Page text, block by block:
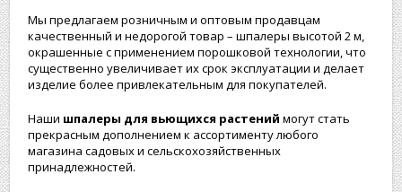
Мы предлагаем розничным и оптовым продавцам
качественный и недорогой товар – шпалеры высотой 2 м,
окрашенные с применением порошковой технологии, что
существенно увеличивает их срок эксплуатации и делает
изделие более привлекательным для покупателей.
Наши шпалеры для вьющихся растениймогут стать
прекрасным дополнением к ассортименту любого
магазина садовых и сельскохозяйственных
принадлежностей.